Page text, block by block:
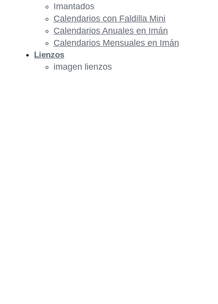
Imantados
Calendarios con Faldilla Mini
Calendarios Anuales en Imán
Calendarios Mensuales en Imán
Lienzos
imagen lienzos